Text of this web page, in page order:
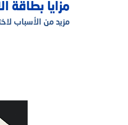
مزايا بطاقة
مزيد من الأسباب